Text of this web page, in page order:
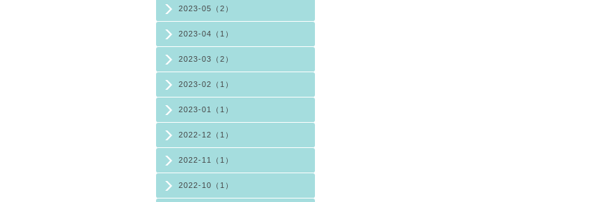
2023-05（2）
2023-04（1）
2023-03（2）
2023-02（1）
2023-01（1）
2022-12（1）
2022-11（1）
2022-10（1）